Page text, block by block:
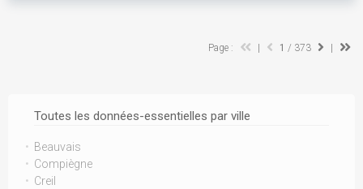
Toutes les données-essentielles par ville
Beauvais
Compiègne
Creil
Page : 1 / 373